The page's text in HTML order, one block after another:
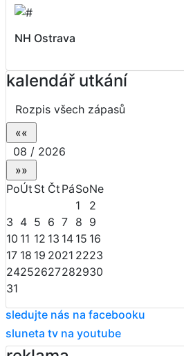
NH Ostrava
kalendář utkání
Rozpis všech zápasů
08 / 2026
PoÚt St Čt PáSoNe
1
2
3 4 5 6 7 8 9
10 11 12 13 14 15 16
17 18 19 2021 2223
24252627282930
31
sledujte nás na facebooku
sluneta tv na youtube